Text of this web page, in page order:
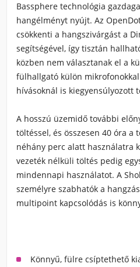
Bassphere technológia
hangélményt nyújt. Az
csökkenti a hangszivárgást a
segítségével, így tisztán
közben nem választanak el a
fülhallgató külön
hívásoknál is kiegyensúlyozott
A hosszú üzemidő további
töltéssel, és összesen 40 óra a
néhány perc alatt használatra
vezeték nélküli töltés pedig
mindennapi használatot. A
személyre szabhatók a
multipoint kapcsolódás is
Könnyű, fülre csíptethető